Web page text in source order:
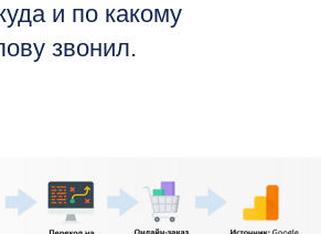
и по какому
звонил.